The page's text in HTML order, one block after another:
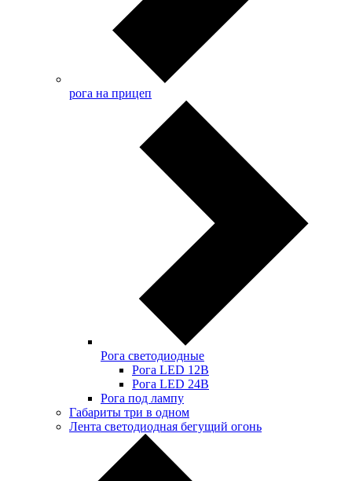
рога на прицеп
Рога светодиодные
Рога LED 12В
Рога LED 24В
Рога под лампу
Габариты три в одном
Лента светодиодная бегущий огонь